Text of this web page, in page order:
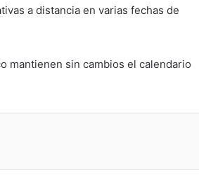
a distancia en varias fechas de
mantienen sin cambios el calendario